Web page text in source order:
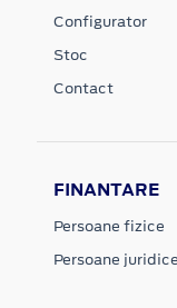
Configurator
Stoc
Contact
FINANTARE
Persoane fizice
Persoane juridice